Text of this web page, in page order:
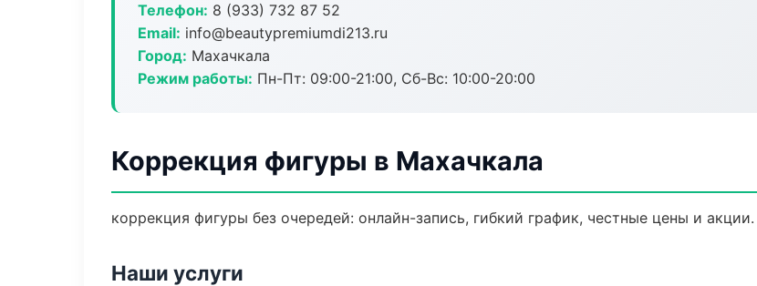
Телефон: 8 (933) 732 87 52
Email: info@beautypremiumdi213.ru
Город: Махачкала
Режим работы: Пн-Пт: 09:00-21:00, Сб-Вс: 10:00-20:00
Коррекция фигуры в Махачкала
коррекция фигуры без очередей: онлайн-запись, гибкий график, честные цены и акции.
Наши услуги